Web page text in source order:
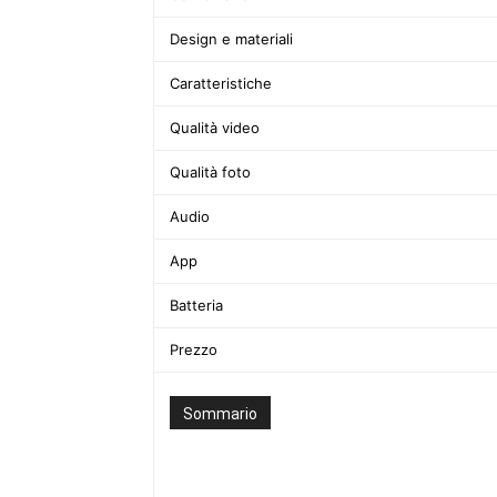
Design e materiali
Caratteristiche
Qualità video
Qualità foto
Audio
App
Batteria
Prezzo
Sommario